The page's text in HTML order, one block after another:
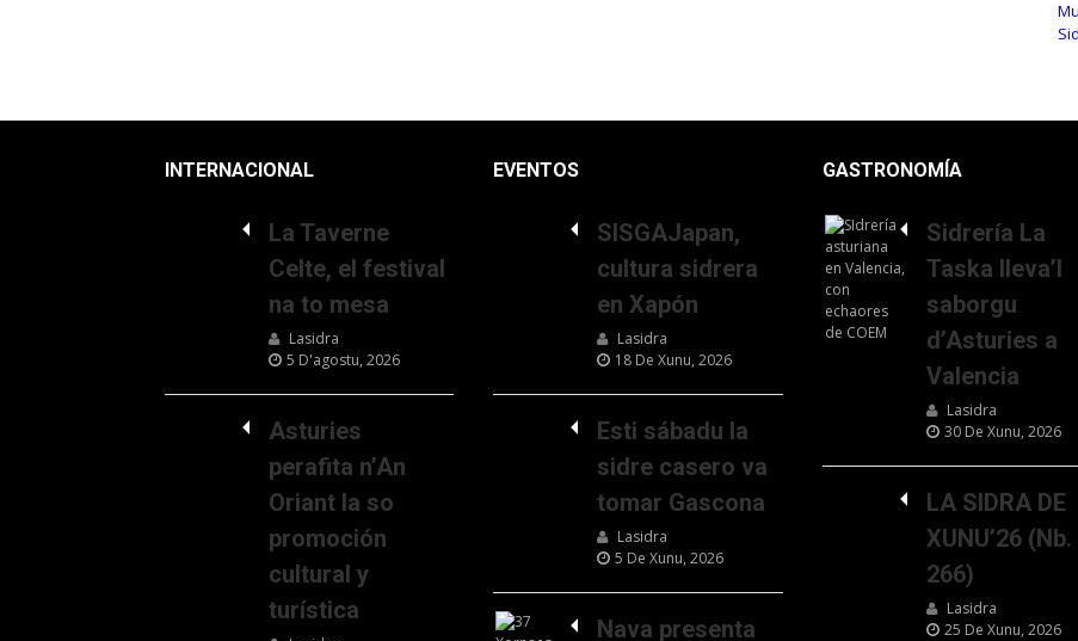
INTERNACIONAL
La Taverne
Celte, el festival
na to mesa
Lasidra
5 D'agostu, 2026
Asturies
perafita n’An
Oriant la so
promoción
cultural y
turística
EVENTOS
SISGAJapan,
cultura sidrera
en Xapón
Lasidra
18 De Xunu, 2026
Esti sábadu la
sidre casero va
tomar Gascona
Lasidra
5 De Xunu, 2026
Nava presenta
GASTRONOMÍA
Sidrería La
Taska lleva’l
saborgu
d’Asturies a
Valencia
Lasidra
30 De Xunu, 2026
LA SIDRA DE
XUNU’26 (Nb.
266)
Lasidra
25 De Xunu, 2026